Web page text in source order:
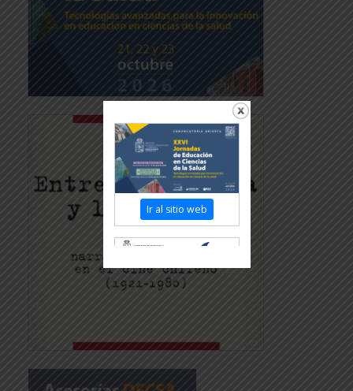
Ir al sitio web
Revisar más información